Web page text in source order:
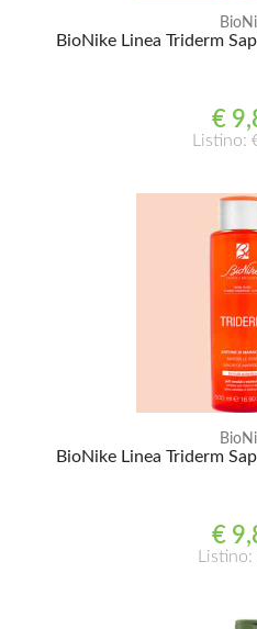
BioNike Linea Triderm
€
Listino:
BioNike Linea Triderm
€